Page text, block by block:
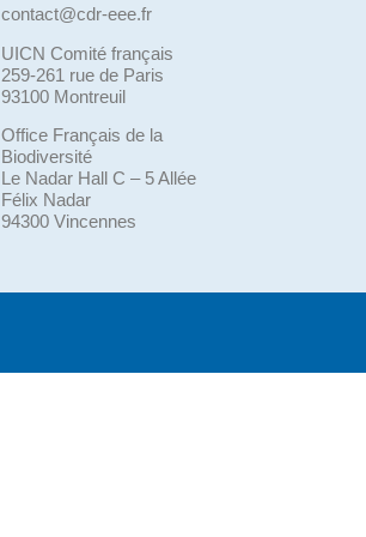
contact@cdr-eee.fr
UICN Comité français
259-261 rue de Paris
93100 Montreuil
Office Français de la
Biodiversité
Le Nadar Hall C – 5 Allée
Félix Nadar
94300 Vincennes